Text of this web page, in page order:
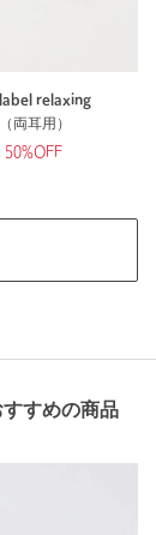
relaxing
両耳用）
50%OFF
すめの商品